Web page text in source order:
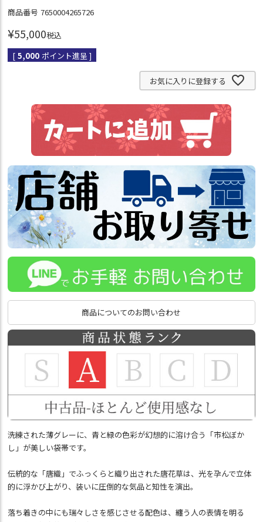
商品番号 7650004265726
¥55,000税込
[ 5,000 ポイント進呈 ]
お気に入りに登録する
商品についてのお問い合わせ
洗練された薄グレーに、青と緑の色彩が幻想的に溶け合う「市松ぼか
し」が美しい袋帯です。
伝統的な「唐織」でふっくらと織り出された唐花草は、光を孕んで立体
的に浮かび上がり、装いに圧倒的な気品と知性を演出。
落ち着きの中にも瑞々しさを感じさせる配色は、纏う人の表情を明る